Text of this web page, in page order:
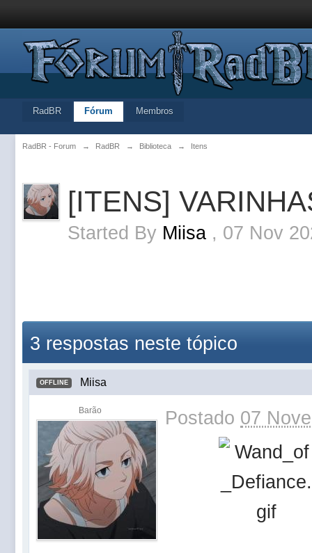
RadBR Fórum Membros
RadBR - Forum → RadBR → Biblioteca → Itens
[ITENS]
Started By Miisa , 07 Nov
3 respostas neste tópico
OFFLINE Miisa
Barão Postado 07